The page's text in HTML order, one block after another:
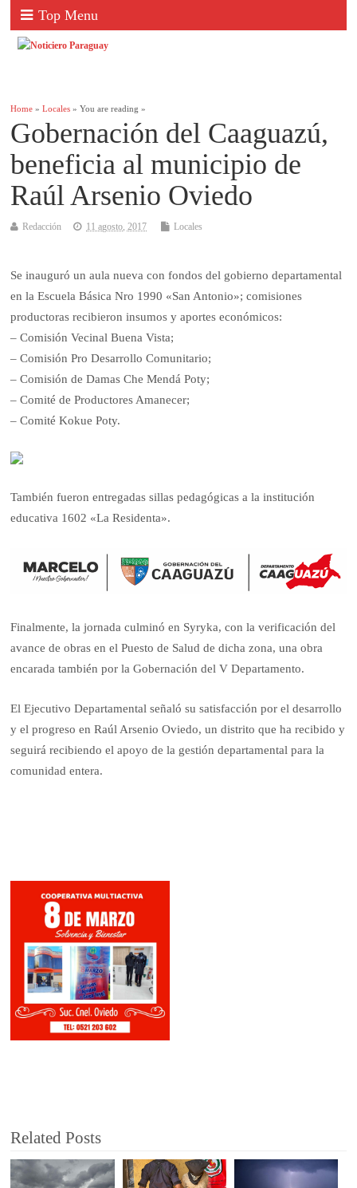
Top Menu
Home »Locales » You are reading »
Gobernación del Caaguazú,
beneficia al municipio de
Raúl Arsenio Oviedo
Redacción 11 agosto, 2017 Locales
Se inauguró un aula nueva con fondos del gobierno departamental
en la Escuela Básica Nro 1990 «San Antonio»; comisiones
productoras recibieron insumos y aportes económicos:
– Comisión Vecinal Buena Vista;
– Comisión Pro Desarrollo Comunitario;
– Comisión de Damas Che Mendá Poty;
– Comité de Productores Amanecer;
– Comité Kokue Poty.
También fueron entregadas sillas pedagógicas a la institución
educativa 1602 «La Residenta».
Finalmente, la jornada culminó en Syryka, con la verificación del
avance de obras en el Puesto de Salud de dicha zona, una obra
encarada también por la Gobernación del V Departamento.
El Ejecutivo Departamental señaló su satisfacción por el desarrollo
y el progreso en Raúl Arsenio Oviedo, un distrito que ha recibido y
seguirá recibiendo el apoyo de la gestión departamental para la
comunidad entera.
Related Posts